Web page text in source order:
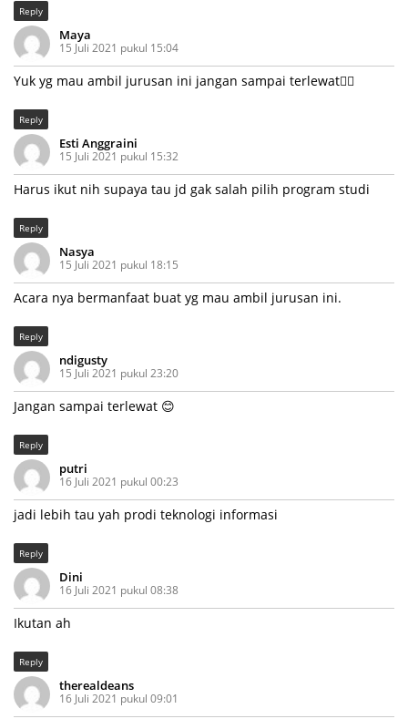
Reply
Maya
15 Juli 2021 pukul 15:04
Yuk yg mau ambil jurusan ini jangan sampai terlewat👍🏻
Reply
Esti Anggraini
15 Juli 2021 pukul 15:32
Harus ikut nih supaya tau jd gak salah pilih program studi
Reply
Nasya
15 Juli 2021 pukul 18:15
Acara nya bermanfaat buat yg mau ambil jurusan ini.
Reply
ndigusty
15 Juli 2021 pukul 23:20
Jangan sampai terlewat 😊
Reply
putri
16 Juli 2021 pukul 00:23
jadi lebih tau yah prodi teknologi informasi
Reply
Dini
16 Juli 2021 pukul 08:38
Ikutan ah
Reply
therealdeans
16 Juli 2021 pukul 09:01